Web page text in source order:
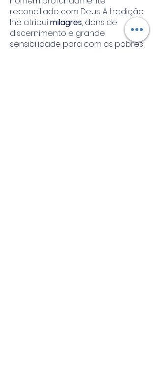
reconciliado com Deus. A tradição
lhe atribui milagres, dons de
discernimento e grande
sensibilidade para com os pobres